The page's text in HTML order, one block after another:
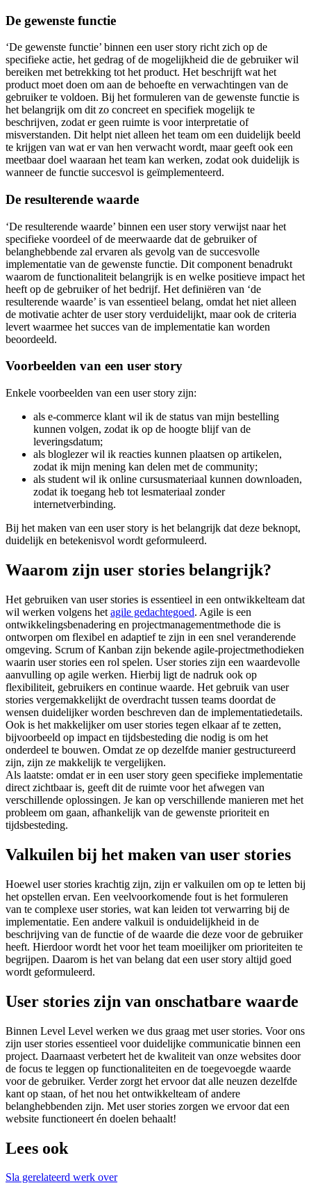
De gewenste functie
‘De gewenste functie’ binnen een user story richt zich op de
specifieke actie, het gedrag of de mogelijkheid die de gebruiker wil
bereiken met betrekking tot het product. Het beschrijft wat het
product moet doen om aan de behoefte en verwachtingen van de
gebruiker te voldoen. Bij het formuleren van de gewenste functie is
het belangrijk om dit zo concreet en specifiek mogelijk te
beschrijven, zodat er geen ruimte is voor interpretatie of
misverstanden. Dit helpt niet alleen het team om een duidelijk beeld
te krijgen van wat er van hen verwacht wordt, maar geeft ook een
meetbaar doel waaraan het team kan werken, zodat ook duidelijk is
wanneer de functie succesvol is geïmplementeerd.
De resulterende waarde
‘De resulterende waarde’ binnen een user story verwijst naar het
specifieke voordeel of de meerwaarde dat de gebruiker of
belanghebbende zal ervaren als gevolg van de succesvolle
implementatie van de gewenste functie. Dit component benadrukt
waarom de functionaliteit belangrijk is en welke positieve impact het
heeft op de gebruiker of het bedrijf. Het definiëren van ‘de
resulterende waarde’ is van essentieel belang, omdat het niet alleen
de motivatie achter de user story verduidelijkt, maar ook de criteria
levert waarmee het succes van de implementatie kan worden
beoordeeld.
Voorbeelden van een user story
Enkele voorbeelden van een user story zijn:
als e-commerce klant wil ik de status van mijn bestelling
kunnen volgen, zodat ik op de hoogte blijf van de
leveringsdatum;
als bloglezer wil ik reacties kunnen plaatsen op artikelen,
zodat ik mijn mening kan delen met de community;
als student wil ik online cursusmateriaal kunnen downloaden,
zodat ik toegang heb tot lesmateriaal zonder
internetverbinding.
Bij het maken van een user story is het belangrijk dat deze beknopt,
duidelijk en betekenisvol wordt geformuleerd.
Waarom zijn user stories belangrijk?
Het gebruiken van user stories is essentieel in een ontwikkelteam dat
wil werken volgens het agile gedachtegoed. Agile is een
ontwikkelingsbenadering en projectmanagementmethode die is
ontworpen om flexibel en adaptief te zijn in een snel veranderende
omgeving. Scrum of Kanban zijn bekende agile-projectmethodieken
waarin user stories een rol spelen. User stories zijn een waardevolle
aanvulling op agile werken. Hierbij ligt de nadruk ook op
flexibiliteit, gebruikers en continue waarde. Het gebruik van user
stories vergemakkelijkt de overdracht tussen teams doordat de
wensen duidelijker worden beschreven dan de implementatiedetails.
Ook is het makkelijker om user stories tegen elkaar af te zetten,
bijvoorbeeld op impact en tijdsbesteding die nodig is om het
onderdeel te bouwen. Omdat ze op dezelfde manier gestructureerd
zijn, zijn ze makkelijk te vergelijken.
Als laatste: omdat er in een user story geen specifieke implementatie
direct zichtbaar is, geeft dit de ruimte voor het afwegen van
verschillende oplossingen. Je kan op verschillende manieren met het
probleem om gaan, afhankelijk van de gewenste prioriteit en
tijdsbesteding.
Valkuilen bij het maken van user stories
Hoewel user stories krachtig zijn, zijn er valkuilen om op te letten bij
het opstellen ervan. Een veelvoorkomende fout is het formuleren
van te complexe user stories, wat kan leiden tot verwarring bij de
implementatie. Een andere valkuil is onduidelijkheid in de
beschrijving van de functie of de waarde die deze voor de gebruiker
heeft. Hierdoor wordt het voor het team moeilijker om prioriteiten te
begrijpen. Daarom is het van belang dat een user story altijd goed
wordt geformuleerd.
User stories zijn van onschatbare waarde
Binnen Level Level werken we dus graag met user stories. Voor ons
zijn user stories essentieel voor duidelijke communicatie binnen een
project. Daarnaast verbetert het de kwaliteit van onze websites door
de focus te leggen op functionaliteiten en de toegevoegde waarde
voor de gebruiker. Verder zorgt het ervoor dat alle neuzen dezelfde
kant op staan, of het nou het ontwikkelteam of andere
belanghebbenden zijn. Met user stories zorgen we ervoor dat een
website functioneert én doelen behaalt!
Lees ook
Sla gerelateerd werk over